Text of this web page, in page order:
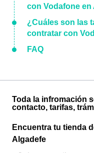
con Vodafone en
¿Cuáles son las
contratar con
FAQ
Toda la infromación
contacto, tarifas,
Encuentra tu tienda
Algadefe